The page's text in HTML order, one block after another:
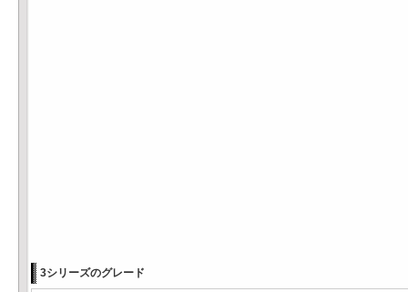
3シリーズのグレード